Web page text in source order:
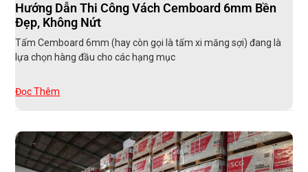
Hướng Dẫn Thi Công Vách Cemboard 6mm Bền
Đẹp, Không Nứt
Tấm Cemboard 6mm (hay còn gọi là tấm xi măng sợi) đang là
lựa chọn hàng đầu cho các hạng mục
Đọc Thêm